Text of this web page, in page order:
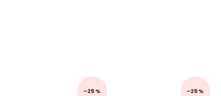
–25 % –25 %